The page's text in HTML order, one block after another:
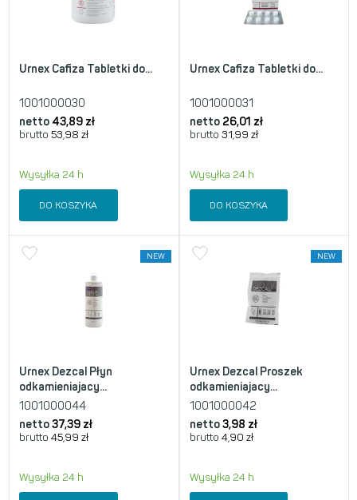
Urnex Cafiza Tabletki do...
1001000030
netto 43,89 zł
brutto 53,98 zł
Wysyłka 24 h
DO KOSZYKA
Urnex Cafiza Tabletki do...
1001000031
netto 26,01 zł
brutto 31,99 zł
Wysyłka 24 h
DO KOSZYKA
NEW
Urnex Dezcal Płyn
odkamieniajacy...
1001000044
netto37,39 zł
brutto 45,99 zł
Wysyłka 24 h
NEW
Urnex Dezcal Proszek
odkamieniajacy...
1001000042
netto 3,98 zł
brutto 4,90 zł
Wysyłka 24 h